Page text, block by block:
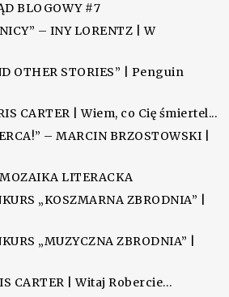
BLOGOWY #7
– INY LORENTZ | W
OTHER STORIES” | Penguin
CARTER | Wiem, co Cię śmiertel...
– MARCIN BRZOSTOWSKI |
LITERACKA
„KOSZMARNA ZBRODNIA” |
„MUZYCZNA ZBRODNIA” |
CARTER | Witaj Robercie…